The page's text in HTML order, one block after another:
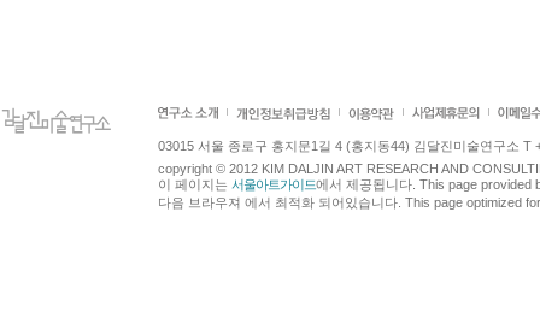
03015 서울 종로구 홍지문1길 4 (홍지동44) 김달진미술연구소 T
copyright © 2012 KIM DALJIN ART RESEARCH AND
이 페이지는 서울아트가이드에서 제공됩니다. This page provided
다음 브라우져 에서 최적화 되어있습니다. This page optimized